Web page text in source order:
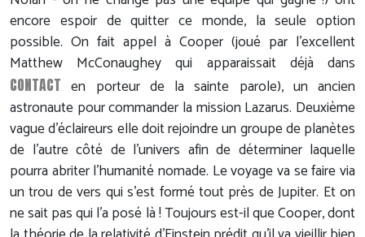
encore espoir de quitter ce monde, la seule option
possible. On fait appel à Cooper (joué par l'excellent
Matthew McConaughey qui apparaissait déjà dans
CONTACT en porteur de la sainte parole), un ancien
astronaute pour commander la mission Lazarus. Deuxième
vague d'éclaireurs elle doit rejoindre un groupe de planètes
de l'autre côté de l'univers afin de déterminer laquelle
pourra abriter l'humanité nomade. Le voyage va se faire via
un trou de vers qui s'est formé tout près de Jupiter. Et on
ne sait pas qui l'a posé là ! Toujours est-il que Cooper, dont